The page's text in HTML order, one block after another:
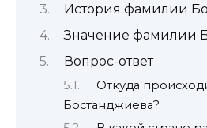
История фамилии
Значение фамилии
Вопрос-ответ
Откуда
Бостанджиева?